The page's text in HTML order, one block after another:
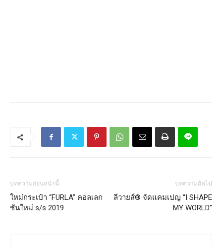
บทความก่อนหน้านี้
ใหม่กระเป๋า “FURLA” คอลเลก
ชันใหม่ s/s 2019
บทความถัดไป
ลีวายส์® จัดแคมเปญ “I SHAPE
MY WORLD”